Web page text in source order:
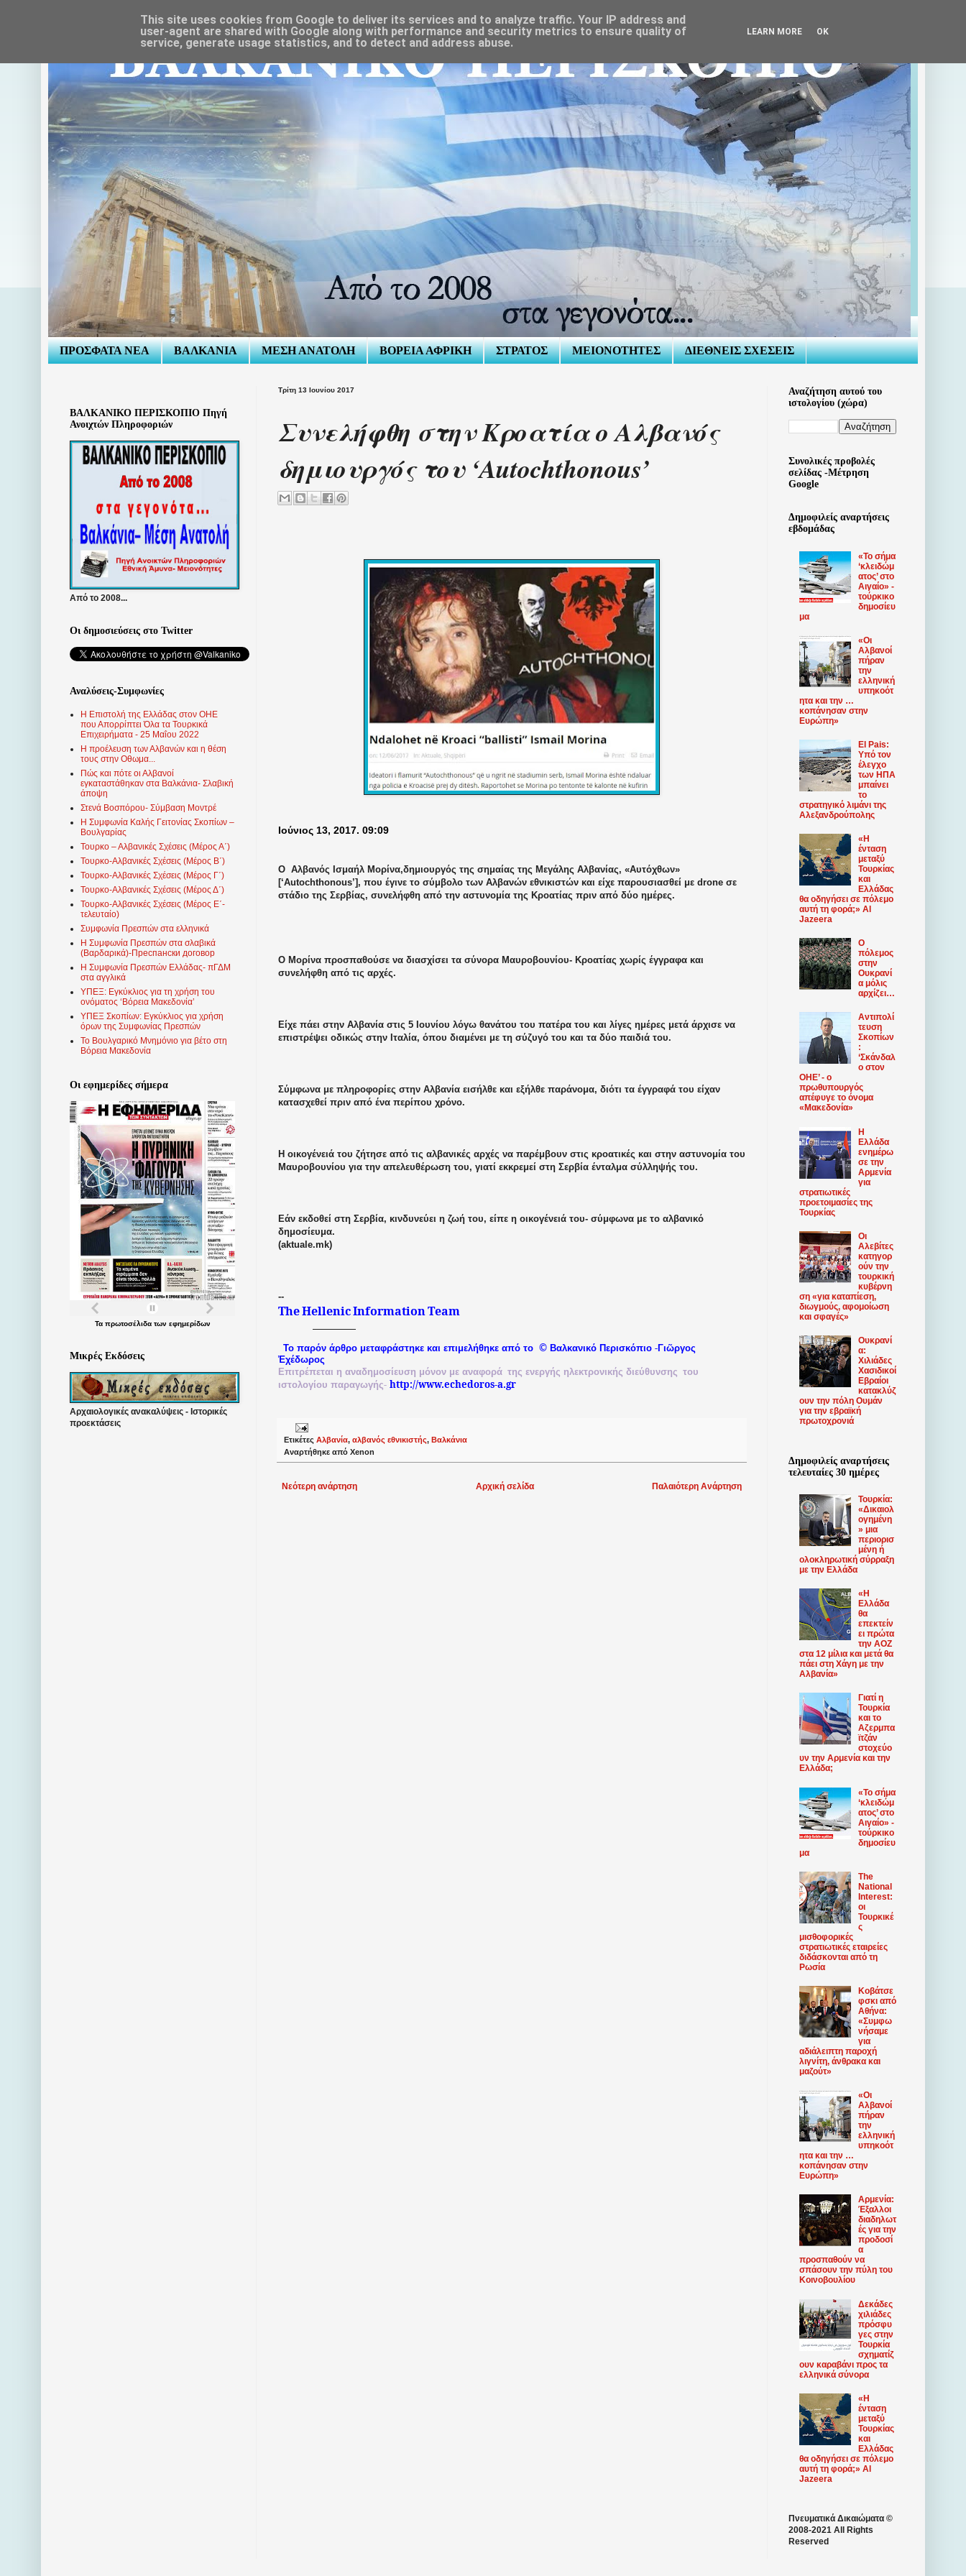
ΠΡΟΣΦΑΤΑ ΝΕΑ ΒΑΛΚΑΝΙΑ ΜΕΣΗ ΑΝΑΤΟΛΗ ΒΟΡΕΙΑ ΑΦΡΙΚΗ ΣΤΡΑΤΟΣ ΜΕΙΟΝΟΤΗΤΕΣ ΔΙΕΘΝΕΙΣ ΣΧΕΣΕΙΣ
Τρίτη 13 Ιουνίου 2017
Συνελήφθη στην Κροατία ο Αλβανός
δημιουργός του ‘Autochthonous’
Ιούνιος 13, 2017. 09:09
Ο Αλβανός Ισμαήλ Μορίνα,δημιουργός της σημαίας της Μεγάλης Αλβανίας, «Αυτόχθων»
[‘Autochthonous’], που έγινε το σύμβολο των Αλβανών εθνικιστών και είχε παρουσιασθεί με drone σε
στάδιο της Σερβίας, συνελήφθη από την αστυνομία της Κροατίας πριν από δύο ημέρες.
Ο Μορίνα προσπαθούσε να διασχίσει τα σύνορα Μαυροβουνίου- Κροατίας χωρίς έγγραφα και
συνελήφθη από τις αρχές.
Είχε πάει στην Αλβανία στις 5 Ιουνίου λόγω θανάτου του πατέρα του και λίγες ημέρες μετά άρχισε να
επιστρέψει οδικώς στην Ιταλία, όπου διαμένει με τη σύζυγό του και τα δύο παιδιά του.
Σύμφωνα με πληροφορίες στην Αλβανία εισήλθε και εξήλθε παράνομα, διότι τα έγγραφά του είχαν
κατασχεθεί πριν από ένα περίπου χρόνο.
Η οικογένειά του ζήτησε από τις αλβανικές αρχές να παρέμβουν στις κροατικές και στην αστυνομία του
Μαυροβουνίου για την απελευθέρωση του, γιατί εκκρεμεί στη Σερβία ένταλμα σύλληψής του.
Εάν εκδοθεί στη Σερβία, κινδυνεύει η ζωή του, είπε η οικογένειά του- σύμφωνα με το αλβανικό
δημοσίευμα.
(aktuale.mk)
--
TheHellenicInformationTeam
Το παρόν άρθρο μεταφράστηκε και επιμελήθηκε από το © Βαλκανικό Περισκόπιο -Γιῶργος
Ἐχέδωρος
Επιτρέπεται η αναδημοσίευση μόνον με αναφορά της ενεργής ηλεκτρονικής διεύθυνσης του
ιστολογίου παραγωγής- http://www.echedoros-a.gr
Ετικέτες Αλβανία, αλβανός εθνικιστής, Βαλκάνια
Αναρτήθηκε από Xenon
Νεότερη ανάρτηση Παλαιότερη Ανάρτηση
Αρχική σελίδα
ΒΑΛΚΑΝΙΚΟ ΠΕΡΙΣΚΟΠΙΟ Πηγή
Ανοιχτών Πληροφοριών
Από το 2008...
Οι δημοσιεύσεις στο Twitter
Αναλύσεις-Συμφωνίες
Η Επιστολή της Ελλάδας στον ΟΗΕ
που Απορρίπτει Όλα τα Τουρκικά
Επιχειρήματα - 25 Μαΐου 2022
Η προέλευση των Αλβανών και η θέση
τους στην Οθωμα...
Πώς και πότε οι Αλβανοί
εγκαταστάθηκαν στα Βαλκάνια- Σλαβική
άποψη
Στενά Βοσπόρου- Σύμβαση Μοντρέ
Η Συμφωνία Καλής Γειτονίας Σκοπίων –
Βουλγαρίας
Τουρκο – Αλβανικές Σχέσεις (Mέρος Α΄)
Τουρκο-Αλβανικές Σχέσεις (Μέρος Β΄)
Τουρκο-Αλβανικές Σχέσεις (Μέρος Γ΄)
Τουρκο-Αλβανικές Σχέσεις (Μέρος Δ΄)
Τουρκο-Αλβανικές Σχέσεις (Μέρος Ε΄-
τελευταίο)
Συμφωνία Πρεσπών στα ελληνικά
Η Συμφωνία Πρεσπών στα σλαβικά
(Βαρδαρικά)-Преспански договор
Η Συμφωνία Πρεσπών Ελλάδας- πΓΔΜ
στα αγγλικά
ΥΠΕΞ: Εγκύκλιος για τη χρήση του
ονόματος ‘Βόρεια Μακεδονία’
ΥΠΕΞ Σκοπίων: Εγκύκλιος για χρήση
όρων της Συμφωνίας Πρεσπών
Το Βουλγαρικό Μνημόνιο για βέτο στη
Βόρεια Μακεδονία
Οι εφημερίδες σήμερα
Τα πρωτοσέλιδατων εφημερίδων
Μικρές Εκδόσεις
Αρχαιολογικές ανακαλύψεις - Ιστορικές
προεκτάσεις
Αναζήτηση αυτού του
ιστολογίου (χώρα)
Συνολικές προβολές
σελίδας -Μέτρηση
Google
Δημοφιλείς αναρτήσεις
εβδομάδας
«Το σήμα
‘κλειδώμ
ατος’ στο
Αιγαίο» -
τούρκικο
δημοσίευ
μα
«Οι
Αλβανοί
πήραν
την
ελληνική
υπηκοότ
ητα και την …
κοπάνησαν στην
Ευρώπη»
El Pais:
Υπό τον
έλεγχο
των ΗΠΑ
μπαίνει
το
στρατηγικό λιμάνι της
Αλεξανδρούπολης
«Η
ένταση
μεταξύ
Τουρκίας
και
Ελλάδας
θα οδηγήσει σε πόλεμο
αυτή τη φορά;» Al
Jazeera
Ο
πόλεμος
στην
Ουκρανί
α μόλις
αρχίζει…
Αντιπολί
τευση
Σκοπίων
:
‘Σκάνδαλ
ο στον
ΟΗΕ’ - ο
πρωθυπουργός
απέφυγε το όνομα
«Μακεδονία»
Η
Ελλάδα
ενημέρω
σε την
Αρμενία
για
στρατιωτικές
προετοιμασίες της
Τουρκίας
Οι
Αλεβίτες
κατηγορ
ούν την
τουρκική
κυβέρνη
ση «για καταπίεση,
διωγμούς, αφομοίωση
και σφαγές»
Ουκρανί
α:
Χιλιάδες
Χασιδικοί
Εβραίοι
κατακλύζ
ουν την πόλη Ουμάν
για την εβραϊκή
πρωτοχρονιά
Δημοφιλείς αναρτήσεις
τελευταίες 30 ημέρες
Τουρκία:
«Δικαιολ
ογημένη
» μια
περιορισ
μένη ή
ολοκληρωτική σύρραξη
με την Ελλάδα
«Η
Ελλάδα
θα
επεκτείν
ει πρώτα
την ΑΟΖ
στα 12 μίλια και μετά θα
πάει στη Χάγη με την
Αλβανία»
Γιατί η
Τουρκία
και το
Αζερμπα
ϊτζάν
στοχεύο
υν την Αρμενία και την
Ελλάδα;
«Το σήμα
‘κλειδώμ
ατος’ στο
Αιγαίο» -
τούρκικο
δημοσίευ
μα
The
National
Interest:
οι
Τουρκικέ
ς
μισθοφορικές
στρατιωτικές εταιρείες
διδάσκονται από τη
Ρωσία
Κοβάτσε
φσκι από
Αθήνα:
«Συμφω
νήσαμε
για
αδιάλειπτη παροχή
λιγνίτη, άνθρακα και
μαζούτ»
«Οι
Αλβανοί
πήραν
την
ελληνική
υπηκοότ
ητα και την …
κοπάνησαν στην
Ευρώπη»
Αρμενία:
Έξαλλοι
διαδηλωτ
ές για την
προδοσί
α
προσπαθούν να
σπάσουν την πύλη του
Κοινοβουλίου
Δεκάδες
χιλιάδες
πρόσφυ
γες στην
Τουρκία
σχηματίζ
ουν καραβάνι προς τα
ελληνικά σύνορα
«Η
ένταση
μεταξύ
Τουρκίας
και
Ελλάδας
θα οδηγήσει σε πόλεμο
αυτή τη φορά;» Al
Jazeera
Πνευματικά Δικαιώματα ©
2008-2021 All Rights
Reserved
This site uses cookies from Google to deliver its services and to analyze traffic. Your IP address and
user-agent are shared with Google along with performance and security metrics to ensure quality of
service, generate usage statistics, and to detect and address abuse.
LEARN MORE OK